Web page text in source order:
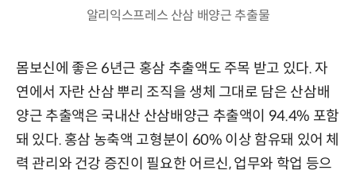
알리익스프레스 산삼 배양근 추출물
몸보신에 좋은 6년근 홍삼 추출액도 주목 받고 있다. 자
연에서 자란 산삼 뿌리 조직을 생체 그대로 담은 산삼배
양근 추출액은 국내산 산삼배양근 추출액이 94.4% 포함
돼 있다. 홍삼 농축액 고형분이 60% 이상 함유돼 있어 체
력 관리와 건강 증진이 필요한 어르신, 업무와 학업 등으